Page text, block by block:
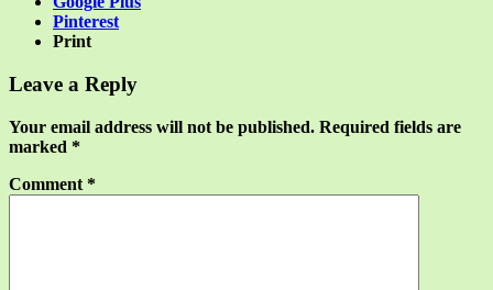
Pinterest
Print
Leave a Reply
Your email address will not be published. Required fields are
marked *
Comment *